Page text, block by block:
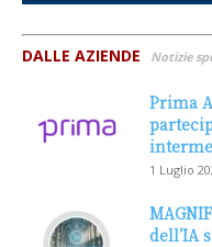
DALLE AZIENDE Notizie
Prima
1 Luglio
dell’IA